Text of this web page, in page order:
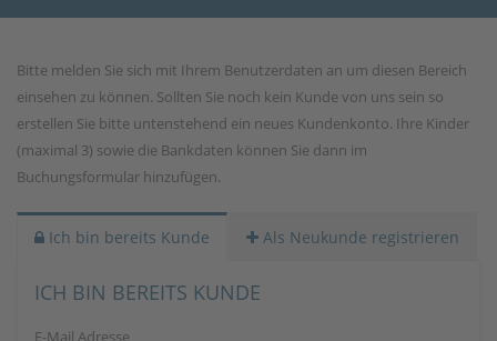
Bitte melden Sie sich mit Ihrem Benutzerdaten an um diesen Bereich
einsehen zu können. Sollten Sie noch kein Kunde von uns sein so
erstellen Sie bitte untenstehend ein neues Kundenkonto. Ihre Kinder
(maximal 3) sowie die Bankdaten können Sie dann im
Buchungsformular hinzufügen.
Ich bin bereits Kunde Als Neukunde registrieren
ICH BIN BEREITS KUNDE
E-Mail Adresse